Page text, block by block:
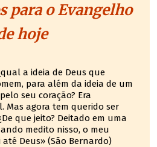
para o Evangelho
hoje
a ideia de Deus que
para além da ideia de um
seu coração? Era
Mas agora tem querido ser
que jeito? Deitado em uma
medito nisso, o meu
Deus» (São Bernardo)